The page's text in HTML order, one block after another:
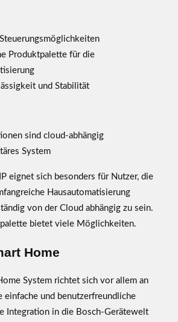
Produktpalette für die
und Stabilität
sind cloud-abhängig
System
eignet sich besonders für Nutzer, die
Hausautomatisierung
von der Cloud abhängig zu sein.
bietet viele Möglichkeiten.
Home
System richtet sich vor allem an
einfache und benutzerfreundliche
Integration in die Bosch-Gerätewelt